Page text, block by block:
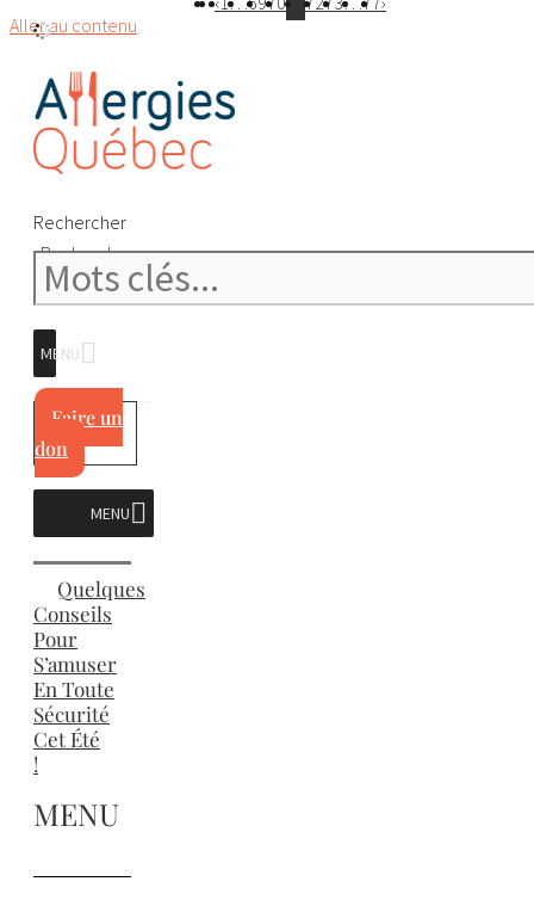
Aller au contenu
Rechercher
Rechercher
MENU
Faire un
don
MENU
Quelques
Conseils
Pour
S’amuser
En Toute
Sécurité
Cet Été
!
MENU